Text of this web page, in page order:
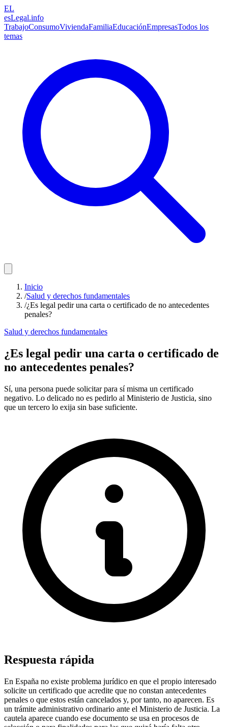
EL
esLegal.info
TrabajoConsumoViviendaFamiliaEducaciónEmpresasTodos los
temas
Inicio
/Salud y derechos fundamentales
/¿Es legal pedir una carta o certificado de no antecedentes
penales?
Salud y derechos fundamentales
¿Es legal pedir una carta o certificado de
no antecedentes penales?
Sí, una persona puede solicitar para sí misma un certificado
negativo. Lo delicado no es pedirlo al Ministerio de Justicia, sino
que un tercero lo exija sin base suficiente.
Respuesta rápida
En España no existe problema jurídico en que el propio interesado
solicite un certificado que acredite que no constan antecedentes
penales o que estos están cancelados y, por tanto, no aparecen. Es
un trámite administrativo ordinario ante el Ministerio de Justicia. La
cautela aparece cuando ese documento se usa en procesos de